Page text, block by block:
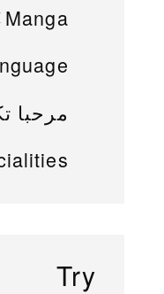
Manga
مرحبا
Try